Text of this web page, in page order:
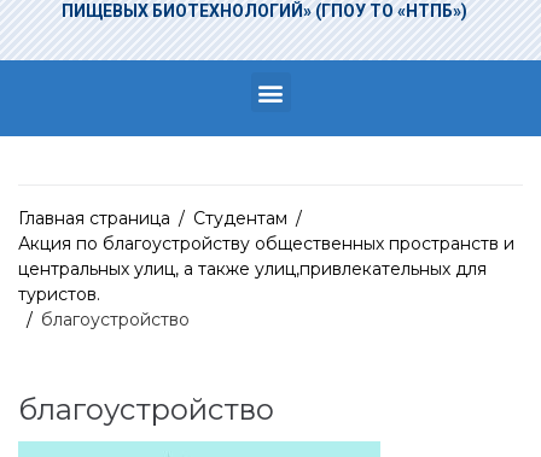
ПИЩЕВЫХ БИОТЕХНОЛОГИЙ» (ГПОУ ТО «НТПБ»)
Главная страница / Студентам /
Акция по благоустройству общественных пространств и
центральных улиц, а также улиц,привлекательных для
туристов.
/ благоустройство
благоустройство